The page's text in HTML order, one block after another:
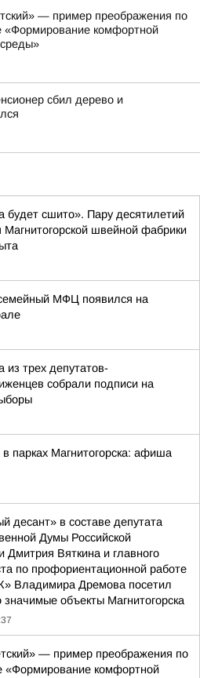
— пример преображения по
«Формирование комфортной
среды»
сбил дерево и
будет сшито». Пару десятилетий
Магнитогорской швейной фабрики
МФЦ появился на
из трех депутатов-
собрали подписи на
парках Магнитогорска: афиша
десант» в составе депутата
Думы Российской
Дмитрия Вяткина и главного
по профориентационной работе
Владимира Дремова посетил
значимые объекты Магнитогорска
— пример преображения по
«Формирование комфортной